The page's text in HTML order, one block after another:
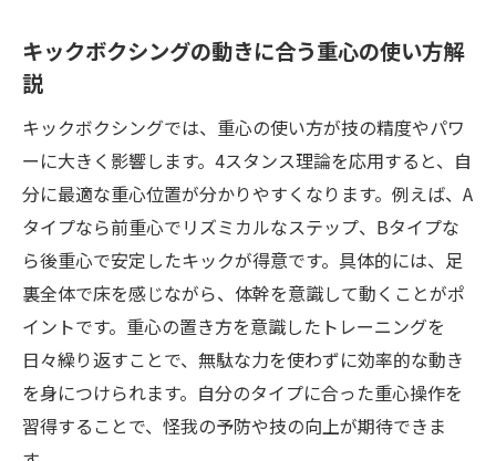
キックボクシングの動きに合う重心の使い方解
説
キックボクシングでは、重心の使い方が技の精度やパワ
ーに大きく影響します。4スタンス理論を応用すると、自
分に最適な重心位置が分かりやすくなります。例えば、A
タイプなら前重心でリズミカルなステップ、Bタイプな
ら後重心で安定したキックが得意です。具体的には、足
裏全体で床を感じながら、体幹を意識して動くことがポ
イントです。重心の置き方を意識したトレーニングを
日々繰り返すことで、無駄な力を使わずに効率的な動き
を身につけられます。自分のタイプに合った重心操作を
習得することで、怪我の予防や技の向上が期待できま